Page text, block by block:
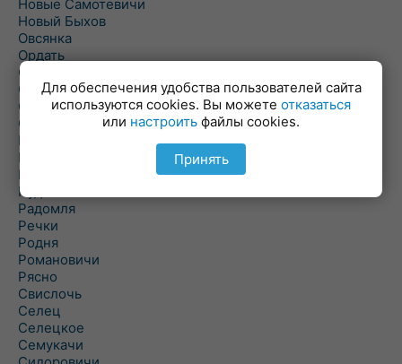
Новые Самотевичи
Новый Быхов
Овсянка
Ордать
Ореховка
Осиновка
Осиповичи
Осово
Павловичи
Паршино
Петуховка
Пудовня
Радомля
Речки
Родня
Романовичи
Рясно
Свислочь
Селец
Селецкое
Семукачи
Для обеспечения удобства пользователей сайта
используются cookies. Вы можете отказаться
или настроить файлы cookies.
Принять